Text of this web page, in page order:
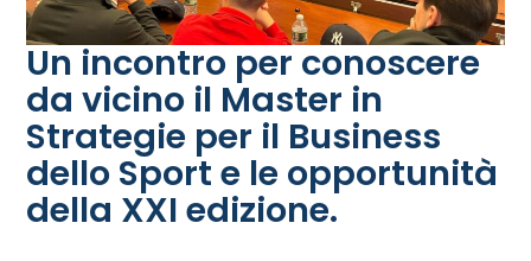
Un incontro per conoscere
da vicino il Master in
Strategie per il Business
dello Sport e le opportunità
della XXI edizione.